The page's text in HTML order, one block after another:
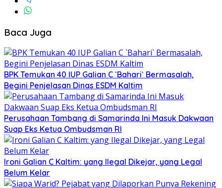
Baca Juga
BPK Temukan 40 IUP Galian C `Bahari` Bermasalah,
Begini Penjelasan Dinas ESDM Kaltim
Perusahaan Tambang di Samarinda Ini Masuk Dakwaan
Suap Eks Ketua Ombudsman RI
Ironi Galian C Kaltim: yang Ilegal Dikejar, yang Legal
Belum Kelar